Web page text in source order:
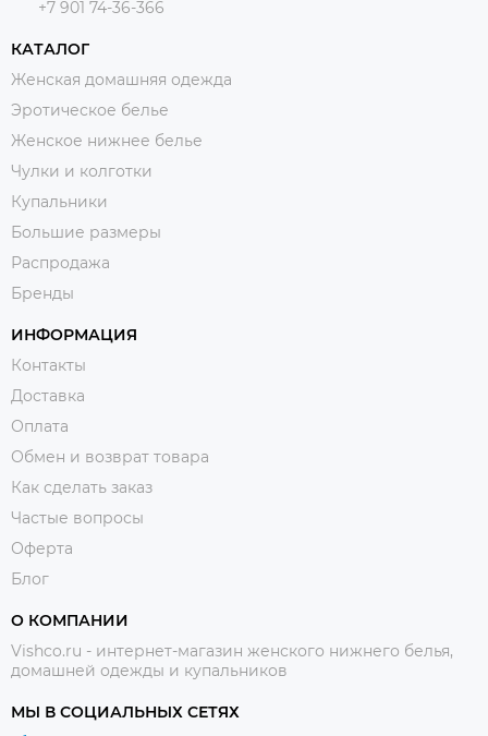
+7 901 74-36-366
КАТАЛОГ
Женская домашняя одежда
Эротическое белье
Женское нижнее белье
Чулки и колготки
Купальники
Большие размеры
Распродажа
Бренды
ИНФОРМАЦИЯ
Контакты
Доставка
Оплата
Обмен и возврат товара
Как сделать заказ
Частые вопросы
Оферта
Блог
О КОМПАНИИ
Vishco.ru - интернет-магазин женского нижнего белья,
домашней одежды и купальников
МЫ В СОЦИАЛЬНЫХ СЕТЯХ